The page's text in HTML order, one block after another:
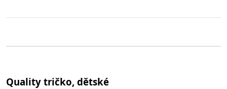
Quality tričko, dětské